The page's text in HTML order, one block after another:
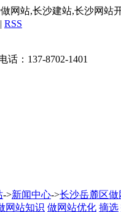
网站,长沙建站,长沙网站
| RSS
话： 137-8702-1401
->新闻中心->长沙岳麓区做
网站知识 做网站优化 摘选